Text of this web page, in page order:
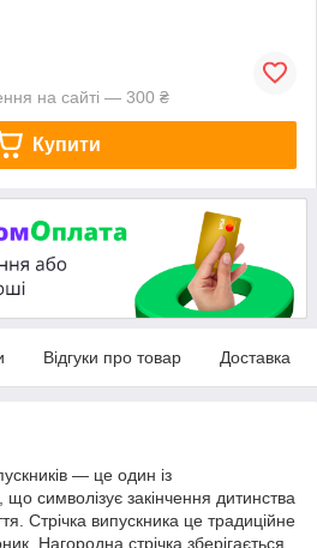
на сайті — 300 ₴
Купити
Відгуки про товар Доставка
— це один із
що символізує закінчення дитинства
Стрічка випускника це традиційне
Нагородна стрічка зберігається